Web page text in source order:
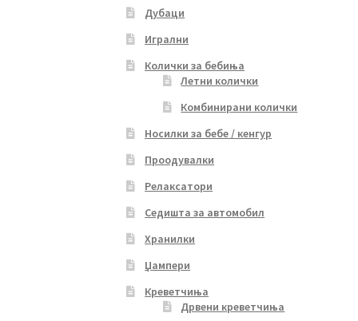
Дубаци
Игрални
Колички за бебиња
Летни колички
Комбинирани колички
Носилки за бебе / кенгур
Проодувалки
Релаксатори
Седишта за автомобил
Хранилки
Џампери
Креветчиња
Дрвени креветчиња